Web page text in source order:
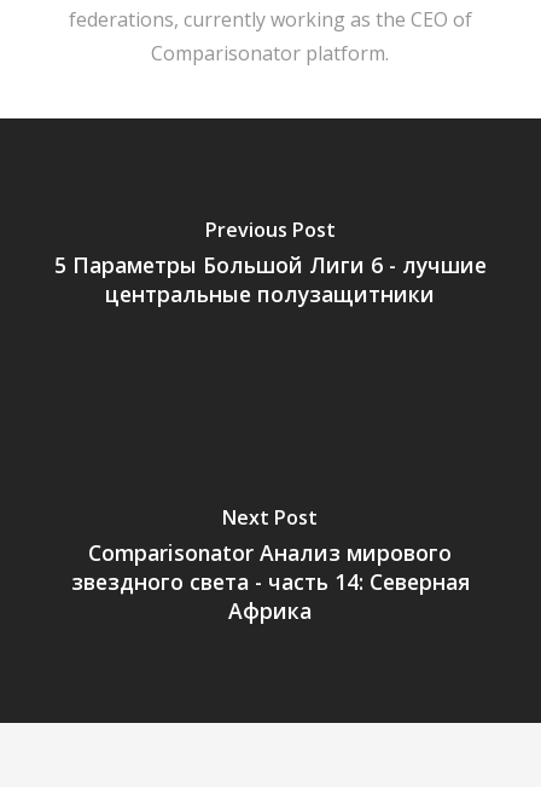
federations, currently working as the CEO of
Comparisonator platform.
Previous Post
5 Параметры Большой Лиги 6 - лучшие
центральные полузащитники
Next Post
Comparisonator Анализ мирового
звездного света - часть 14: Северная
Африка